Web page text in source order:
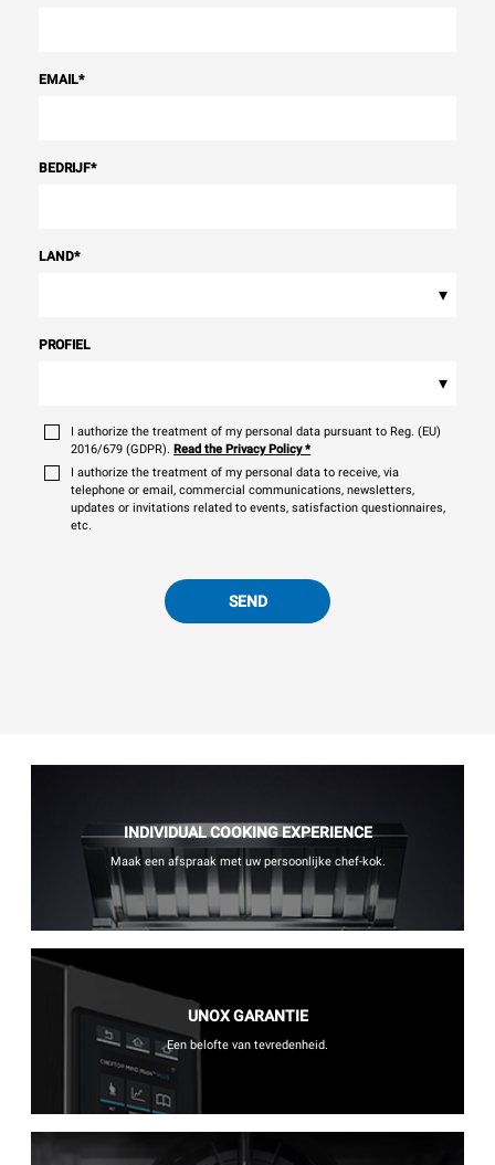
EMAIL*
BEDRIJF*
LAND*
▾
PROFIEL
▾
I authorize the treatment of my personal data pursuant to Reg. (EU)
2016/679 (GDPR). Read the Privacy Policy*
I authorize the treatment of my personal data to receive, via
telephone or email, commercial communications, newsletters,
updates or invitations related to events, satisfaction questionnaires,
etc.
SEND
INDIVIDUAL COOKING EXPERIENCE
Maak een afspraak met uw persoonlijke chef-kok.
UNOX GARANTIE
Een belofte van tevredenheid.